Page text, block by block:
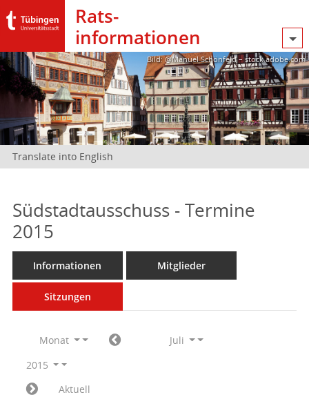
Rats­
informationen
Bild: @Manuel Schönfeld – stock.adobe.com
Translate into English
Südstadtausschuss - Termine
2015
Informationen Mitglieder
Sitzungen
Monat
Juli
2015
Aktuell